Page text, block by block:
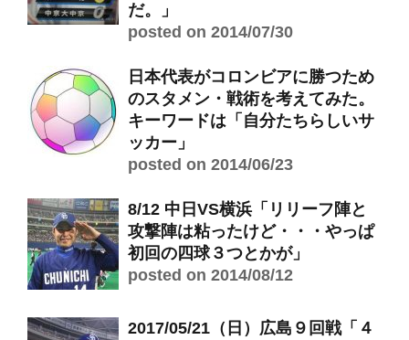
だ。」
posted on 2014/07/30
日本代表がコロンビアに勝つため
のスタメン・戦術を考えてみた。
キーワードは「自分たちらしいサ
ッカー」
posted on 2014/06/23
8/12 中日VS横浜「リリーフ陣と
攻撃陣は粘ったけど・・・やっぱ
初回の四球３つとかが」
posted on 2014/08/12
2017/05/21（日）広島９回戦「４